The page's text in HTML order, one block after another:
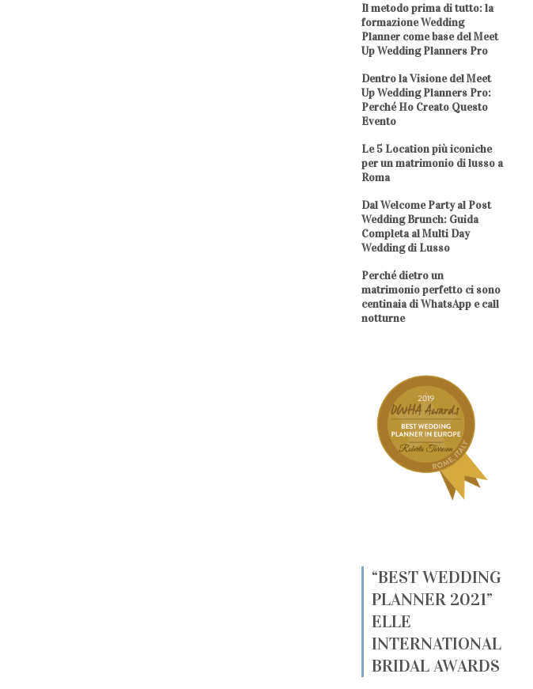
Il metodo prima di tutto: la
formazione Wedding
Planner come base del Meet
Up Wedding Planners Pro
Dentro la Visione del Meet
Up Wedding Planners Pro:
Perché Ho Creato Questo
Evento
Le 5 Location più iconiche
per un matrimonio di lusso a
Roma
Dal Welcome Party al Post
Wedding Brunch: Guida
Completa al Multi Day
Wedding di Lusso
Perché dietro un
matrimonio perfetto ci sono
centinaia di WhatsApp e call
notturne
“BEST WEDDING
PLANNER 2021”
ELLE
INTERNATIONAL
BRIDAL AWARDS